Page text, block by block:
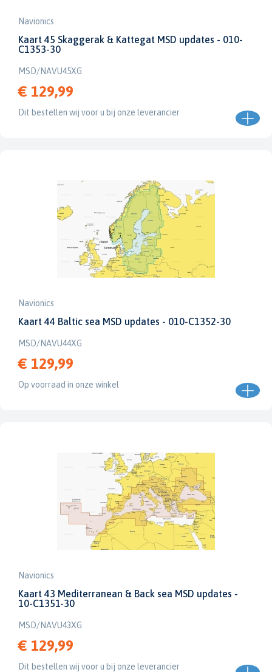
Navionics
Kaart 45 Skaggerak & Kattegat MSD updates - 010-
C1353-30
MSD/NAVU45XG
€ 129,99
Dit bestellen wij voor u bij onze leverancier
Navionics
Kaart 44 Baltic sea MSD updates - 010-C1352-30
MSD/NAVU44XG
€ 129,99
Op voorraad in onze winkel
Navionics
Kaart 43 Mediterranean & Back sea MSD updates -
10-C1351-30
MSD/NAVU43XG
€ 129,99
Dit bestellen wij voor u bij onze leverancier